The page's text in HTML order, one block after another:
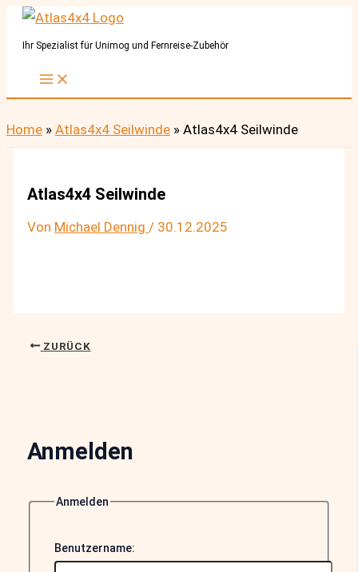
Zum
InhaltIhr Spezialist für Unimog und Fernreise-Zubehör
Home » Atlas4x4 Seilwinde » Atlas4x4 Seilwinde
Atlas4x4 Seilwinde
Von Michael Dennig/ 30.12.2025
ZURÜCK
Anmelden
Anmelden
Benutzername: